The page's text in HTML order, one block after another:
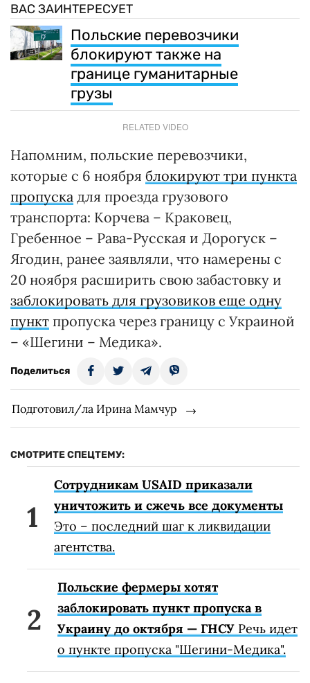
ВАС ЗАИНТЕРЕСУЕТ
Польские перевозчики
блокируют также на
границе гуманитарные
грузы
RELATED VIDEO
Напомним, польские перевозчики,
которые с 6 ноября блокируют три пункта
пропуска для проезда грузового
транспорта: Корчева – Краковец,
Гребенное – Рава-Русская и Дорогуск –
Ягодин, ранее заявляли, что намерены с
20 ноября расширить свою забастовку и
заблокировать для грузовиков еще одну
пункт пропуска через границу с Украиной
– «Шегини – Медика».
Поделиться
Подготовил/ла Ирина Мамчур
СМОТРИТЕ СПЕЦТЕМУ:
Сотрудникам USAID приказали
уничтожить и сжечь все документы
Это – последний шаг к ликвидации
агентства.
Польские фермеры хотят
заблокировать пункт пропуска в
Украину до октября — ГНСУ Речь идет
о пункте пропуска "Шегини-Медика".